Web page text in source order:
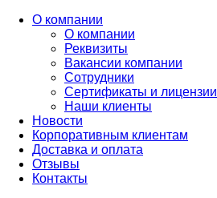
О компании
О компании
Реквизиты
Вакансии компании
Сотрудники
Сертификаты и лицензии
Наши клиенты
Новости
Корпоративным клиентам
Доставка и оплата
Отзывы
Контакты